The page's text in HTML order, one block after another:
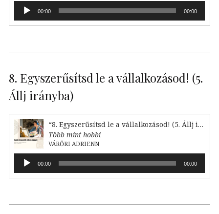
Audió
lejátszó00:00 00:00
8. Egyszerűsítsd le a vállalkozásod! (5.
Állj irányba)
“8. Egyszerűsítsd le a vállalkozásod! (5. Állj irányba)”
Több mint hobbi
VÁRŐRI ADRIENN
Audió
lejátszó00:00 00:00